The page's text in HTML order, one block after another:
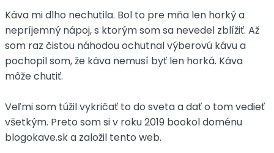
Káva mi dlho nechutila. Bol to pre mňa len horký a
nepríjemný nápoj, s ktorým som sa nevedel zblížiť. Až
som raz čistou náhodou ochutnal výberovú kávu a
pochopil som, že káva nemusí byť len horká. Káva
môže chutiť.
Veľmi som túžil vykričať to do sveta a dať o tom vedieť
všetkým. Preto som si v roku 2019 bookol doménu
blogokave.sk a založil tento web.